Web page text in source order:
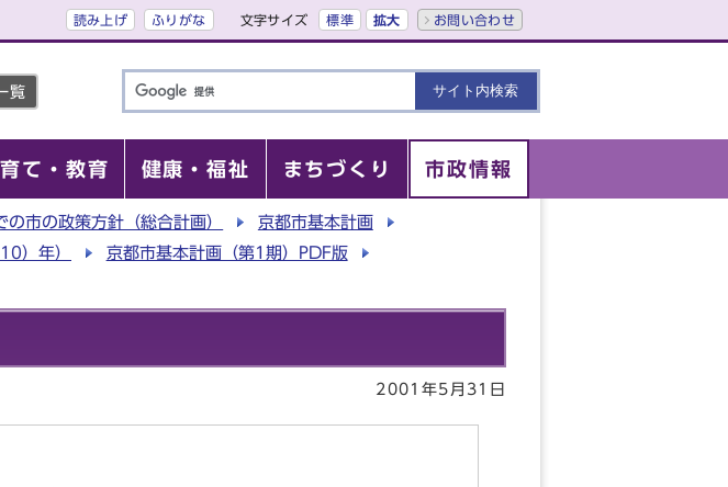
読み上げ ふりがな 文字サイズ 標準 拡大 お問い合わせ
覧
て・教育 健康・福祉 まちづくり 市政情報
の市の政策方針（総合計画）
京都市基本計画​
）年）
京都市基本計画（第1期）PDF版
2001年5月31日